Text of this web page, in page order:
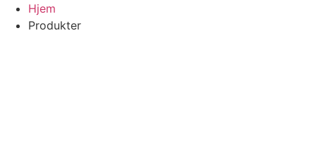
Hjem
Produkter